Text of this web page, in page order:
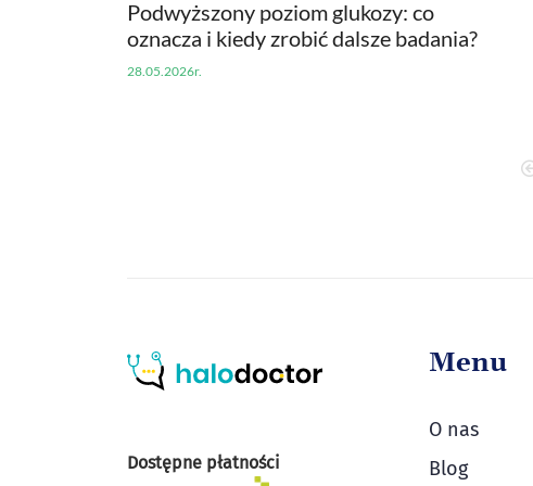
Podwyższony poziom glukozy: co
oznacza i kiedy zrobić dalsze badania?
28.05.2026r.
Dostępne płatności
Menu
O nas
Blog